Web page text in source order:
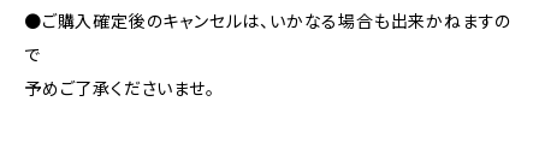
●ご購入確定後のキャンセルは、いかなる場合も出来かねますの
で
予めご了承くださいませ。